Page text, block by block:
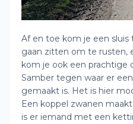
Af en toe kom je een sluis
gaan zitten om te rusten,
kom je ook een prachtige
Samber tegen waar er
gemaakt is. Het is hier
Een koppel zwanen
is er iemand met een